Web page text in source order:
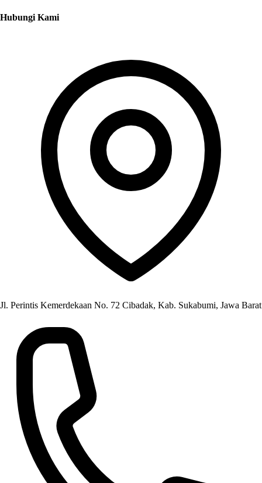
Hubungi Kami
Jl. Perintis Kemerdekaan No. 72 Cibadak, Kab. Sukabumi, Jawa Barat